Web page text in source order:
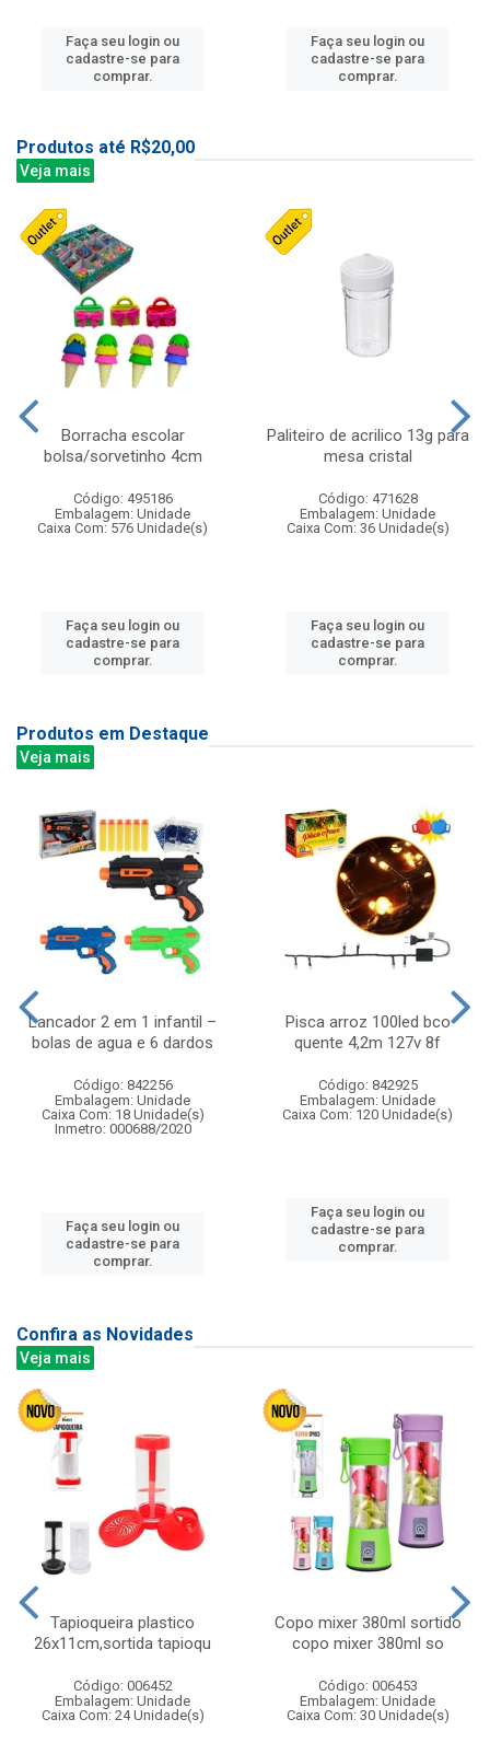
Faça seu login ou
cadastre-se para
comprar.
Faça seu login ou
cadastre-se para
comprar.
Produtos até R$20,00
Veja mais
Borracha escolar
bolsa/sorvetinho 4cm
Código: 495186
Embalagem: Unidade
Caixa Com: 576 Unidade(s)
Faça seu login ou
cadastre-se para
comprar.
Paliteiro de acrilico 13g para
mesa cristal
Código: 471628
Embalagem: Unidade
Caixa Com: 36 Unidade(s)
Faça seu login ou
cadastre-se para
comprar.
Produtos em Destaque
Veja mais
Lancador 2 em 1 infantil –
bolas de agua e 6 dardos
Código: 842256
Embalagem: Unidade
Caixa Com: 18 Unidade(s)
Inmetro: 000688/2020
Faça seu login ou
cadastre-se para
comprar.
Pisca arroz 100led bco
quente 4,2m 127v 8f
Código: 842925
Embalagem: Unidade
Caixa Com: 120 Unidade(s)
Faça seu login ou
cadastre-se para
comprar.
Confira as Novidades
Veja mais
Tapioqueira plastico
26x11cm,sortida tapioqu
Código: 006452
Embalagem: Unidade
Caixa Com: 24 Unidade(s)
Copo mixer 380ml sortido
copo mixer 380ml so
Código: 006453
Embalagem: Unidade
Caixa Com: 30 Unidade(s)